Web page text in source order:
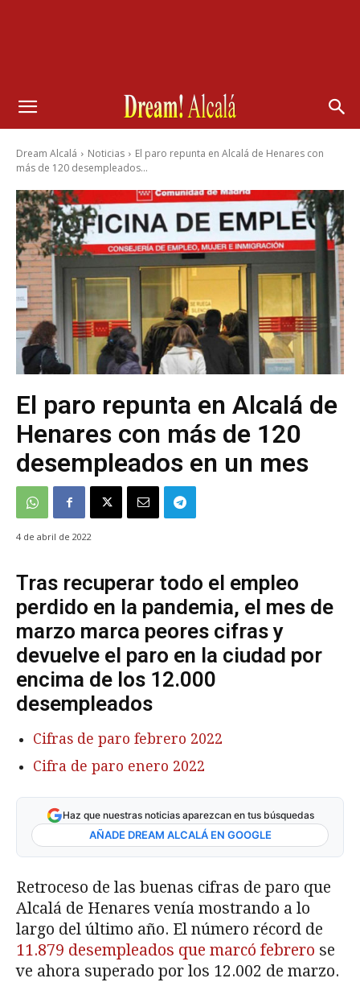
Dream Alcalá Noticias
El paro repunta en Alcalá de Henares con
más de 120 desempleados...
El paro repunta en Alcalá de
Henares con más de 120
desempleados en un mes
4 de abril de 2022
Tras recuperar todo el empleo
perdido en la pandemia, el mes de
marzo marca peores cifras y
devuelve el paro en la ciudad por
encima de los 12.000
desempleados
Cifras de paro febrero 2022
Cifra de paro enero 2022
Haz que nuestras noticias aparezcan en tus búsquedas
AÑADE DREAM ALCALÁ EN GOOGLE
Retroceso de las buenas cifras de paro que
Alcalá de Henares venía mostrando a lo
largo del último año. El número récord de
11.879 desempleados que marcó febrero se
ve ahora superado por los 12.002 de marzo.